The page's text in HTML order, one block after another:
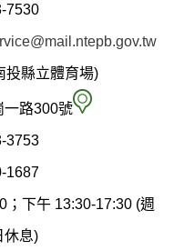
縣
保
7530
投縣立體育場)
一路300號 空
染
3753
1687
；下午 13:30-17:30 (週
休息)